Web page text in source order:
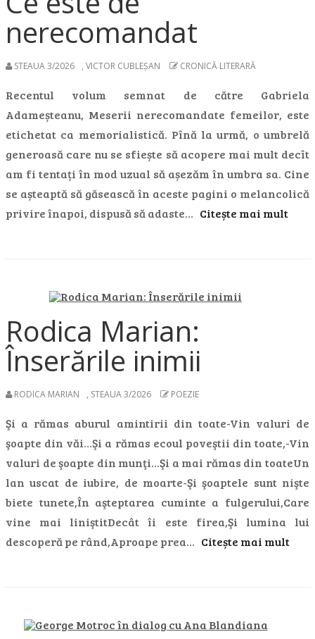
nerecomandat
STEAUA 3/2026 , VICTOR CUBLEȘAN CRONICĂ LITERARĂ
Recentul volum semnat de către Gabriela
Adameșteanu, Meserii nerecomandate femeilor, este
etichetat ca memorialistică. Pînă la urmă, o umbrelă
generoasă care nu se sfiește să acopere mai mult decît
am fi tentați în mod uzual să așezăm în umbra sa. Cine
se așteaptă să găsească în aceste pagini o melancolică
privire înapoi, dispusă să adaste… Citește mai mult
Rodica Marian:
Înserările inimii
RODICA MARIAN , STEAUA 3/2026 POEZIE
Şi a rămas aburul amintirii din toate-Vin valuri de
şoapte din văi…Şi a rămas ecoul poveştii din toate,-Vin
valuri de şoapte din munţi…Şi a mai rămas din toateUn
lan uscat de iubire, de moarte-Şi şoaptele sunt nişte
biete tunete,În aşteptarea cuminte a fulgerului,Care
vine mai liniştitDecât îi este firea,Şi lumina lui
descoperă pe rând,Aproape prea… Citește mai mult